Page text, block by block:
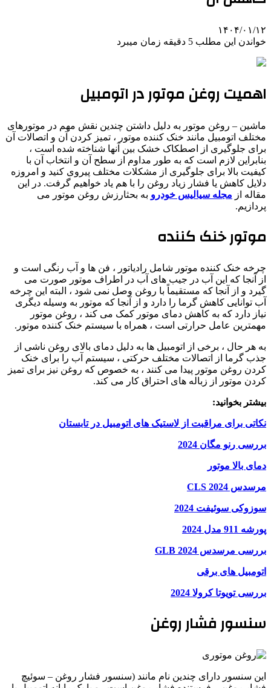
۱۴۰۴/۰۱/۱۲
خواندن این مطلب 5 دقیقه زمان میبرد
اهمیت روغن موتور در اتومبیل
ماشین – روغن موتور به دلیل داشتن چندین نقش مهم در موتورهای
مختلف اتومبیل مانند خنک کننده موتور ، تمیز کردن آن و اتصالات آن
برای جلوگیری از اصطکاک خشک بین آنها شناخته شده است ،
بنابراین لازم است که به طور مداوم از سطح آن و انتخاب آن با
کیفیت بالا برای جلوگیری از مشکلات مختلف پیروی کنید و امروزه
دلایل کاهش یا فشار زیاد روغن را با هم یاد خواهیم گرفت. در این
مقاله از مجله سیالیس خودرو به بحثارزش روغن موتور می
پردازیم.
موتور خنک کننده
چرخه خنک کننده موتور شامل رادیاتور ، فن ها و آب رنگی است و
از آنجا که این آب در جیب های آب در اطراف موتور صورت می
گیرد و از آنجا که مستقیماً با روغن وصل نمی شود ، البته این چرخه
آب توانایی کاهش گرما را دارد و از آنجا که موتور به وسیله دیگری
نیاز دارد که به کاهش دمای موتور کمک می کند ، روغن موتور
مهمترین عامل حرارتی است ، همراه با سیستم خنک کننده موتور.
به هر حال ، برخی از اتومبیل ها به دلیل دمای بالای روغن ناشی از
جذب گرما از اتصالات مختلف حرکتی ، سیستم آب را برای خنک
کردن روغن موتور پیدا می کنند ، به خصوص که روغن نیز برای تمیز
کردن موتور از زباله های احتراق کار می کند.
بیشتر بخوانید:
نکاتی برای مراقبت از لاستیک های اتومبیل در تابستان
بررسی رنو مگان 2024
دمای بالا موتور
مرسدس CLS 2024
سوزوکی سوئیفت 2024
پورشه 911 مدل 2024
بررسی مرسدس GLB 2024
اتومبیل های برقی
بررسی تویوتا کرولا 2024
سنسور فشار روغن
این سنسور دارای چندین نام مانند (سنسور فشار روغن – سوئیچ